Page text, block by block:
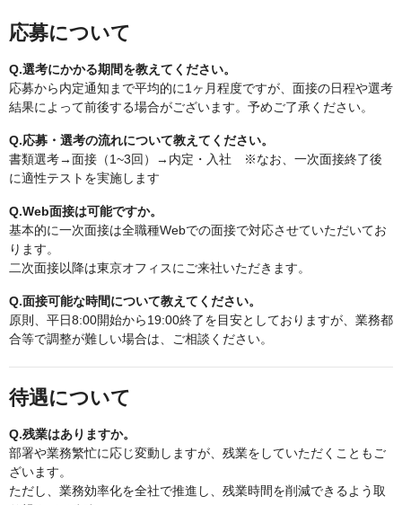
応募について
Q.選考にかかる期間を教えてください。
応募から内定通知まで平均的に1ヶ月程度ですが、面接の日程や選考
結果によって前後する場合がございます。予めご了承ください。
Q.応募・選考の流れについて教えてください。
書類選考→面接（1~3回）→内定・入社 ※なお、一次面接終了後
に適性テストを実施します
Q.Web面接は可能ですか。
基本的に一次面接は全職種Webでの面接で対応させていただいてお
ります。
二次面接以降は東京オフィスにご来社いただきます。
Q.面接可能な時間について教えてください。
原則、平日8:00開始から19:00終了を目安としておりますが、業務都
合等で調整が難しい場合は、ご相談ください。
待遇について
Q.残業はありますか。
部署や業務繁忙に応じ変動しますが、残業をしていただくこともご
ざいます。
ただし、業務効率化を全社で推進し、残業時間を削減できるよう取